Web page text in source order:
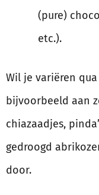
(pure)
etc.).
Wil je variëren
bijvoorbeeld aan
chiazaadjes,
gedroogd
door.